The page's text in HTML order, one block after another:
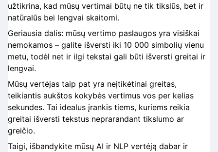
užtikrina, kad mūsų vertimai būtų ne tik tikslūs, bet ir
natūralūs bei lengvai skaitomi.
Geriausia dalis: mūsų vertimo paslaugos yra visiškai
nemokamos – galite išversti iki 10 000 simbolių vienu
metu, todėl net ir ilgi tekstai gali būti išversti greitai ir
lengvai.
Mūsų vertėjas taip pat yra neįtikėtinai greitas,
teikiantis aukštos kokybės vertimus vos per kelias
sekundes. Tai idealus įrankis tiems, kuriems reikia
greitai išversti tekstus neprarandant tikslumo ar
greičio.
Taigi, išbandykite mūsų AI ir NLP vertėją dabar ir